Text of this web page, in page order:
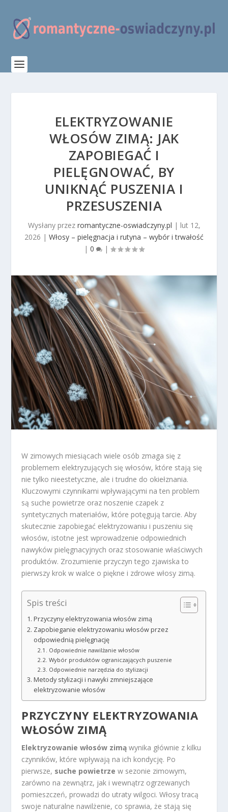
ELEKTRYZOWANIE
WŁOSÓW ZIMĄ: JAK
ZAPOBIEGAĆ I
PIELĘGNOWAĆ, BY
UNIKNĄĆ PUSZENIA I
PRZESUSZENIA
Wysłany przez romantyczne-oswiadczyny.pl | lut 12,
2026 | Włosy – pielęgnacja i rutyna – wybór i trwałość
| 0 |
W zimowych miesiącach wiele osób zmaga się z
problemem elektryzujących się włosów, które stają się
nie tylko nieestetyczne, ale i trudne do okiełznania.
Kluczowymi czynnikami wpływającymi na ten problem
są suche powietrze oraz noszenie czapek z
syntetycznych materiałów, które potęgują tarcie. Aby
skutecznie zapobiegać elektryzowaniu i puszeniu się
włosów, istotne jest wprowadzenie odpowiednich
nawyków pielęgnacyjnych oraz stosowanie właściwych
produktów. Zrozumienie przyczyn tego zjawiska to
pierwszy krok w walce o piękne i zdrowe włosy zimą.
Spis treści
Przyczyny elektryzowania włosów zimą
Zapobieganie elektryzowaniu włosów przez
odpowiednią pielęgnację
Odpowiednie nawilżanie włosów
Wybór produktów ograniczających puszenie
Odpowiednie narzędzia do stylizacji
Metody stylizacji i nawyki zmniejszające
elektryzowanie włosów
PRZYCZYNY ELEKTRYZOWANIA
WŁOSÓW ZIMĄ
Elektryzowanie włosów zimą wynika głównie z kilku
czynników, które wpływają na ich kondycję. Po
pierwsze, suche powietrze w sezonie zimowym,
zarówno na zewnątrz, jak i wewnątrz ogrzewanych
pomieszczeń, prowadzi do utraty wilgoci. Włosy tracą
swoje naturalne nawilżenie, co sprawia, że stają się